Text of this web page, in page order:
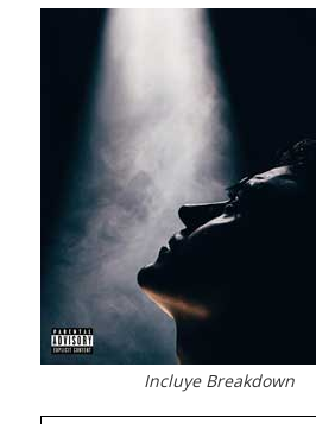
Incluye Breakdown